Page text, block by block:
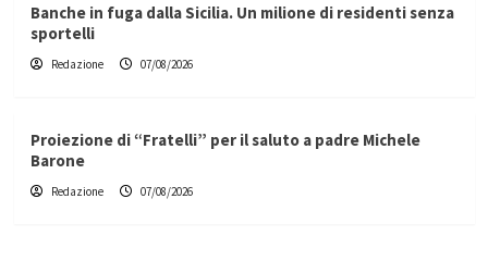
Banche in fuga dalla Sicilia. Un milione di residenti senza
sportelli
Redazione 07/08/2026
Proiezione di “Fratelli” per il saluto a padre Michele
Barone
Redazione 07/08/2026